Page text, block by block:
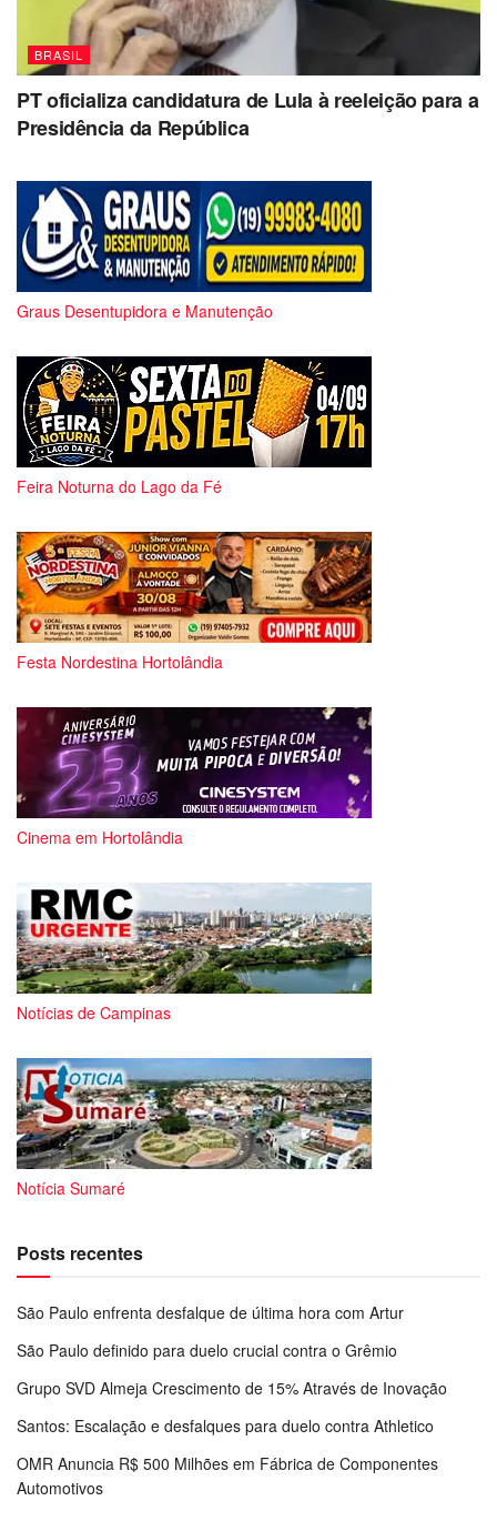
BRASIL
PT oficializa candidatura de Lula à reeleição para a
Presidência da República
Graus Desentupidora e Manutenção
Feira Noturna do Lago da Fé
Festa Nordestina Hortolândia
Cinema em Hortolândia
Notícias de Campinas
Notícia Sumaré
Posts recentes
São Paulo enfrenta desfalque de última hora com Artur
São Paulo definido para duelo crucial contra o Grêmio
Grupo SVD Almeja Crescimento de 15% Através de Inovação
Santos: Escalação e desfalques para duelo contra Athletico
OMR Anuncia R$ 500 Milhões em Fábrica de Componentes
Automotivos